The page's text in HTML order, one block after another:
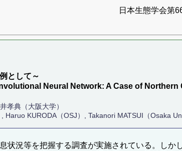
日本生態学会第
として～
Neural Network: A Case of Northern
孝典（大阪大学）
KURODA（OSJ）, Takanori MATSUI（Osaka
況等を把握する調査が実施されている。しか